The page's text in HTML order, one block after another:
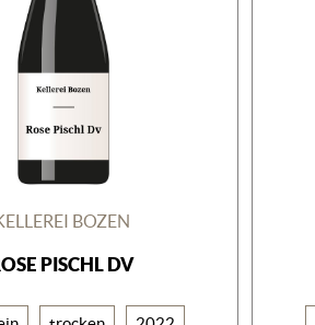
BOZEN
PISCHL DV